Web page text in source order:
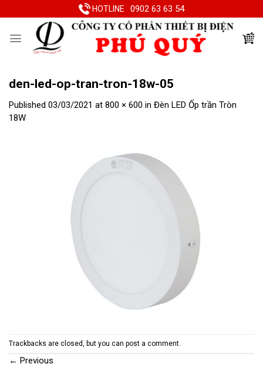
to
HOTLINE 0902 63 63 54
den-led-op-tran-tron-18w-05
Published 03/03/2021 at 800 × 600 in Đèn LED Ốp trần Tròn
18W
Trackbacks are closed, but you can post a comment.
← Previous